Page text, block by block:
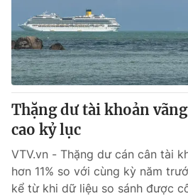
Thặng dư tài khoản
cao kỷ lục
VTV.vn - Thặng dư cán cân tài
hơn 11% so với cùng kỳ năm
kể từ khi dữ liệu so sánh được